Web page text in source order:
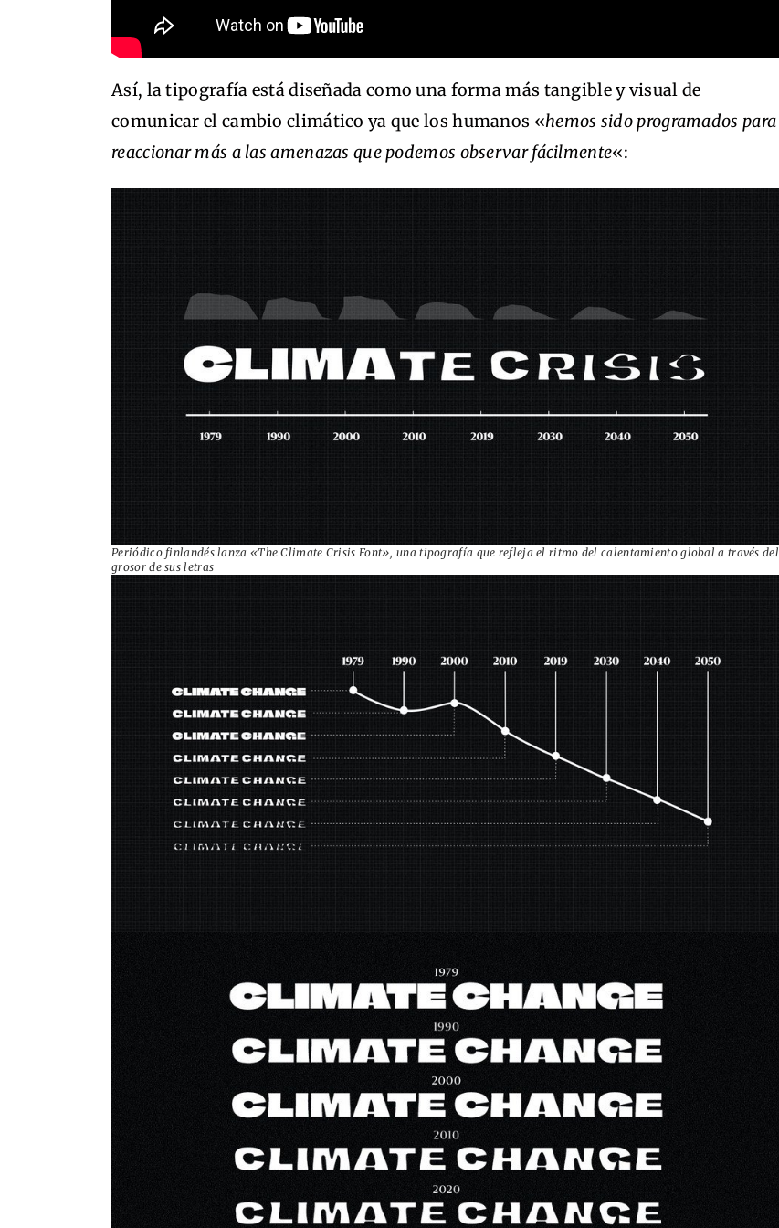
Así, la tipografía está diseñada como una forma más tangible y visual de
comunicar el cambio climático ya que los humanos «hemos sido programados para
reaccionar más a las amenazas que podemos observar fácilmente«:
Periódico finlandés lanza «The Climate Crisis Font», una tipografía que refleja el ritmo del calentamiento global a través del
grosor de sus letras